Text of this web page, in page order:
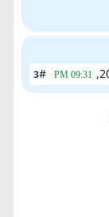
3# 09:31 PM